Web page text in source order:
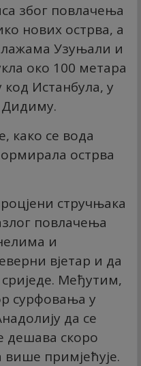
због повлачења
нових острва, а
Узуњали и
око 100 метара
Истанбула, у
Дидиму.
како се вода
острва
стручњака
повлачења
и
вјетар и да
Међутим,
сурфовања у
да се
дешава скоро
више примјећује.